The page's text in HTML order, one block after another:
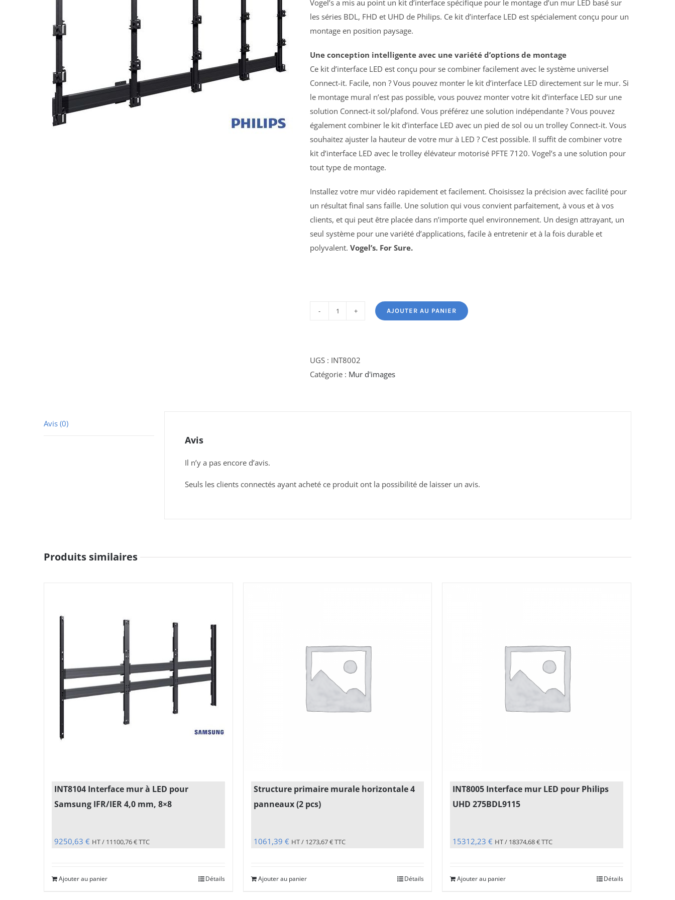
Vogel’s a mis au point un kit d’interface spécifique pour le montage d’un mur LED basé sur
les séries BDL, FHD et UHD de Philips. Ce kit d’interface LED est spécialement conçu pour un
montage en position paysage.
Une conception intelligente avec une variété d’options de montage
Ce kit d’interface LED est conçu pour se combiner facilement avec le système universel
Connect-it. Facile, non ? Vous pouvez monter le kit d’interface LED directement sur le mur. Si
le montage mural n’est pas possible, vous pouvez monter votre kit d’interface LED sur une
solution Connect-it sol/plafond. Vous préférez une solution indépendante ? Vous pouvez
également combiner le kit d’interface LED avec un pied de sol ou un trolley Connect-it. Vous
souhaitez ajuster la hauteur de votre mur à LED ? C’est possible. Il suffit de combiner votre
kit d’interface LED avec le trolley élévateur motorisé PFTE 7120. Vogel’s a une solution pour
tout type de montage.
Installez votre mur vidéo rapidement et facilement. Choisissez la précision avec facilité pour
un résultat final sans faille. Une solution qui vous convient parfaitement, à vous et à vos
clients, et qui peut être placée dans n’importe quel environnement. Un design attrayant, un
seul système pour une variété d’applications, facile à entretenir et à la fois durable et
polyvalent. Vogel’s. For Sure.
Interface
mur
AJOUTER AU PANIER
UGS : INT8002
Catégorie : Mur d'images
Avis (0)
Avis
Il n’y a pas encore d’avis.
Seuls les clients connectés ayant acheté ce produit ont la possibilité de laisser un avis.
Produits similaires
INT8104 Interface mur à LED pour
Samsung IFR/IER 4,0 mm, 8×8
9250,63 € HT / 11100,76€TTC
Ajouter au panier Détails
Structure primaire murale horizontale 4
panneaux (2 pcs)
1061,39 € HT / 1273,67€TTC
Ajouter au panier Détails
INT8005 Interface mur LED pour Philips
UHD 275BDL9115
15312,23€ HT / 18374,68€TTC
Ajouter au panier Détails